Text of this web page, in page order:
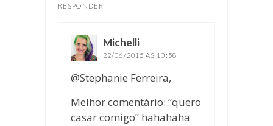
RESPONDER
Michelli
22/06/2015 ÀS 10:58
@Stephanie Ferreira,
Melhor comentário: “quero
casar comigo” hahahaha